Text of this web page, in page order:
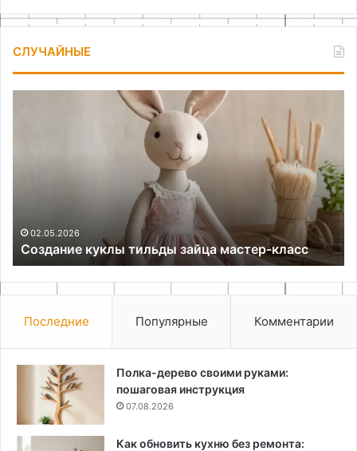
СЛУЧАЙНЫЕ
02.05.2026
Создание куклы тильды зайца мастер-класс
на
Последние Популярные Комментарии
Полка-дерево своими руками:
пошаговая инструкция
07.08.2026
Как обновить кухню без ремонта: